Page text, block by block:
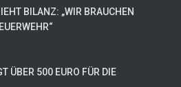
BILANZ: „WIR BRAUCHEN
ÜBER 500 EURO FÜR DIE